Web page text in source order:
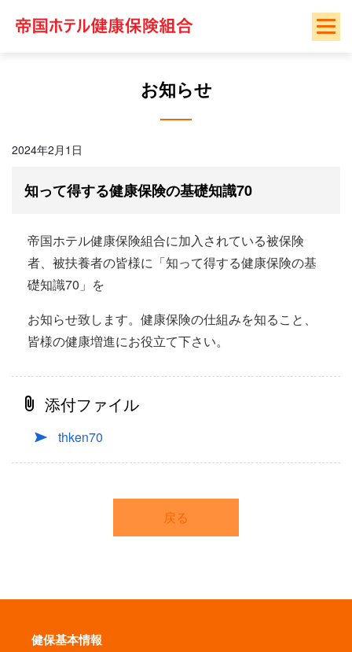
お知らせ
2024年2月1日
知って得する健康保険の基礎知識70
帝国ホテル健康保険組合に加入されている被保険
者、被扶養者の皆様に「知って得する健康保険の基
礎知識70」を
お知らせ致します。健康保険の仕組みを知ること、
皆様の健康増進にお役立て下さい。
添付ファイル
thken70
戻る
健保基本情報